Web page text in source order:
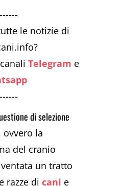
le notizie di
Telegram e
di selezione
ovvero la
del cranio
un tratto
razze dicani e